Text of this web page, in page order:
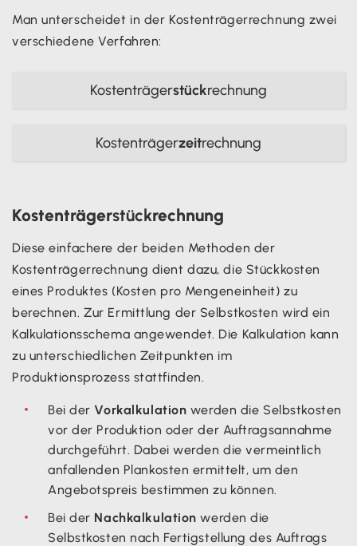
Man unterscheidet in der Kostenträgerrechnung zwei
verschiedene Verfahren:
Kostenträgerstückrechnung
Kostenträgerzeitrechnung
Kostenträgerstückrechnung
Diese einfachere der beiden Methoden der
Kostenträgerrechnung dient dazu, die Stückkosten
eines Produktes (Kosten pro Mengeneinheit) zu
berechnen. Zur Ermittlung der Selbstkosten wird ein
Kalkulationsschema angewendet. Die Kalkulation kann
zu unterschiedlichen Zeitpunkten im
Produktionsprozess stattfinden.
Bei der Vorkalkulation werden die Selbstkosten
vor der Produktion oder der Auftragsannahme
durchgeführt. Dabei werden die vermeintlich
anfallenden Plankosten ermittelt, um den
Angebotspreis bestimmen zu können.
Bei der Nachkalkulation werden die
Selbstkosten nach Fertigstellung des Auftrags